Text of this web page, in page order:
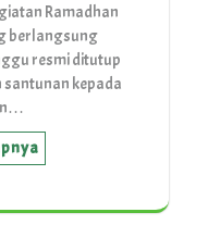
Ramadhan
berlangsung
resmi ditutup
kepada